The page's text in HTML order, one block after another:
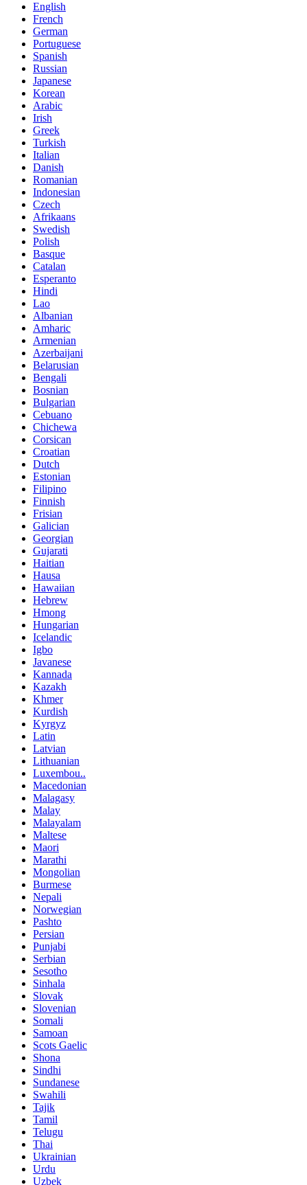
English
French
German
Portuguese
Spanish
Russian
Japanese
Korean
Arabic
Irish
Greek
Turkish
Italian
Danish
Romanian
Indonesian
Czech
Afrikaans
Swedish
Polish
Basque
Catalan
Esperanto
Hindi
Lao
Albanian
Amharic
Armenian
Azerbaijani
Belarusian
Bengali
Bosnian
Bulgarian
Cebuano
Chichewa
Corsican
Croatian
Dutch
Estonian
Filipino
Finnish
Frisian
Galician
Georgian
Gujarati
Haitian
Hausa
Hawaiian
Hebrew
Hmong
Hungarian
Icelandic
Igbo
Javanese
Kannada
Kazakh
Khmer
Kurdish
Kyrgyz
Latin
Latvian
Lithuanian
Luxembou..
Macedonian
Malagasy
Malay
Malayalam
Maltese
Maori
Marathi
Mongolian
Burmese
Nepali
Norwegian
Pashto
Persian
Punjabi
Serbian
Sesotho
Sinhala
Slovak
Slovenian
Somali
Samoan
Scots Gaelic
Shona
Sindhi
Sundanese
Swahili
Tajik
Tamil
Telugu
Thai
Ukrainian
Urdu
Uzbek